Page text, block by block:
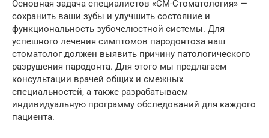
Основная задача специалистов «СМ-Стоматология» —
сохранить ваши зубы и улучшить состояние и
функциональность зубочелюстной системы. Для
успешного лечения симптомов пародонтоза наш
стоматолог должен выявить причину патологического
разрушения пародонта. Для этого мы предлагаем
консультации врачей общих и смежных
специальностей, а также разрабатываем
индивидуальную программу обследований для каждого
пациента.